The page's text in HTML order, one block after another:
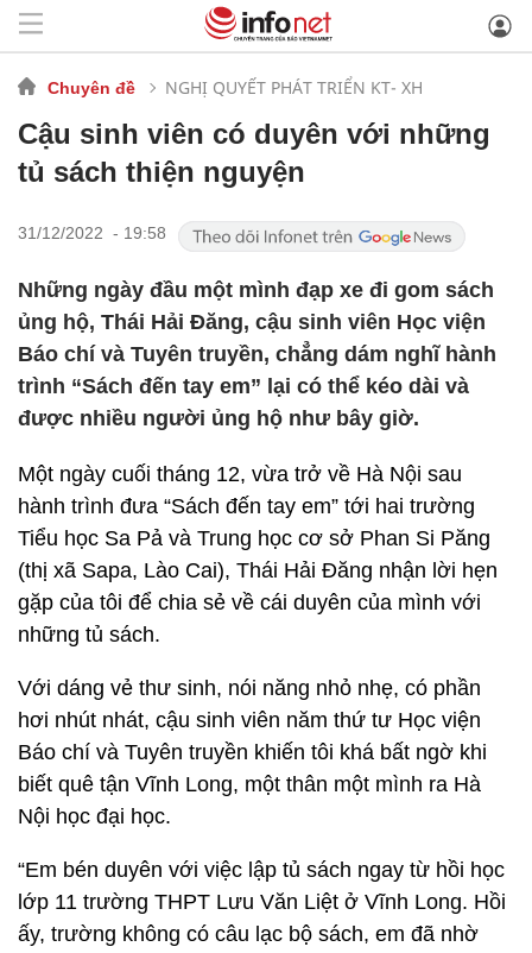
Chuyên đề NGHỊ QUYẾT PHÁT TRIỂN KT- XH
Cậu sinh viên có duyên với những
tủ sách thiện nguyện
31/12/2022 - 19:58
Những ngày đầu một mình đạp xe đi gom sách
ủng hộ, Thái Hải Đăng, cậu sinh viên Học viện
Báo chí và Tuyên truyền, chẳng dám nghĩ hành
trình “Sách đến tay em” lại có thể kéo dài và
được nhiều người ủng hộ như bây giờ.
Một ngày cuối tháng 12, vừa trở về Hà Nội sau
hành trình đưa “Sách đến tay em” tới hai trường
Tiểu học Sa Pả và Trung học cơ sở Phan Si Păng
(thị xã Sapa, Lào Cai), Thái Hải Đăng nhận lời hẹn
gặp của tôi để chia sẻ về cái duyên của mình với
những tủ sách.
Với dáng vẻ thư sinh, nói năng nhỏ nhẹ, có phần
hơi nhút nhát, cậu sinh viên năm thứ tư Học viện
Báo chí và Tuyên truyền khiến tôi khá bất ngờ khi
biết quê tận Vĩnh Long, một thân một mình ra Hà
Nội học đại học.
“Em bén duyên với việc lập tủ sách ngay từ hồi học
lớp 11 trường THPT Lưu Văn Liệt ở Vĩnh Long. Hồi
ấy, trường không có câu lạc bộ sách, em đã nhờ